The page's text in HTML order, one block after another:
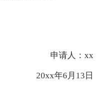
申请人：xx
20xx年6月13日